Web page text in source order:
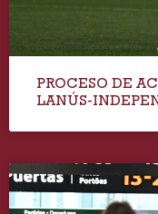
PROCESO DE
LANÚS-